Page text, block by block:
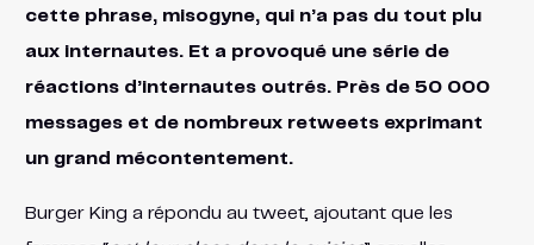
cette phrase, misogyne, qui n’a pas du tout plu
aux internautes. Et a provoqué une série de
réactions d’internautes outrés. Près de 50 000
messages et de nombreux retweets exprimant
un grand mécontentement.
Burger King a répondu au tweet, ajoutant que les